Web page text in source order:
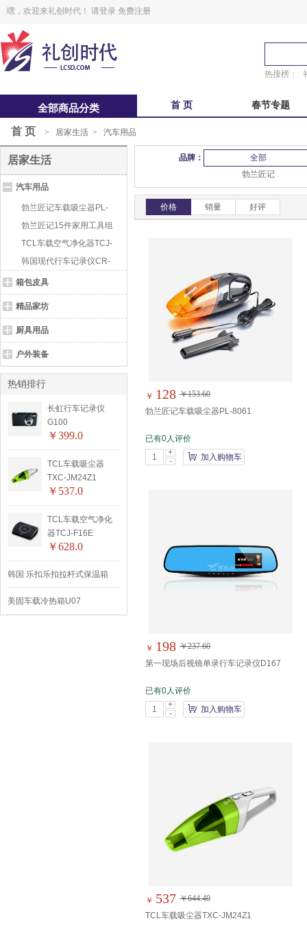
嘿，欢迎来礼创时代！ 请登录 免费注册
热搜榜：
全部商品分类 首 页 春节专题
锋味 粽子礼盒
鲜品屋 真真老老
首 页 > 居家生活 > 汽车用品
品牌：
全部
勃兰匠记
价格 销量 好评
￥ 128 ￥153.60
勃兰匠记车载吸尘器PL-8061
已有0人评价
+
-
加入购物车
￥ 198 ￥237.60
第一现场后视镜单录行车记录仪D167
已有0人评价
+
-
加入购物车
￥ 537 ￥644.40
TCL车载吸尘器TXC-JM24Z1
居家生活
汽车用品
勃兰匠记车载吸尘器PL-
8060
勃兰匠记15件家用工具组
合套装 PL-0
TCL车载空气净化器TCJ-
F16E
韩国现代行车记录仪CR-
箱包皮具
精品家坊
厨具用品
户外装备
热销排行
长虹行车记录仪
G100
￥399.0
TCL车载吸尘器
TXC-JM24Z1
￥537.0
TCL车载空气净化
器TCJ-F16E
￥628.0
韩国 乐扣乐扣拉杆式保温箱
(18.0L）
美固车载冷热箱U07